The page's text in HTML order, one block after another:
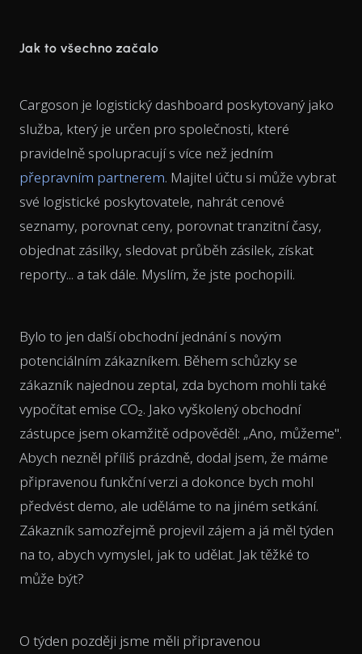
Jak to všechno začalo
Cargoson je logistický dashboard poskytovaný jako
služba, který je určen pro společnosti, které
pravidelně spolupracují s více než jedním
přepravním partnerem. Majitel účtu si může vybrat
své logistické poskytovatele, nahrát cenové
seznamy, porovnat ceny, porovnat tranzitní časy,
objednat zásilky, sledovat průběh zásilek, získat
reporty... a tak dále. Myslím, že jste pochopili.
Bylo to jen další obchodní jednání s novým
potenciálním zákazníkem. Během schůzky se
zákazník najednou zeptal, zda bychom mohli také
vypočítat emise CO₂. Jako vyškolený obchodní
zástupce jsem okamžitě odpověděl: „Ano, můžeme".
Abych nezněl příliš prázdně, dodal jsem, že máme
připravenou funkční verzi a dokonce bych mohl
předvést demo, ale uděláme to na jiném setkání.
Zákazník samozřejmě projevil zájem a já měl týden
na to, abych vymyslel, jak to udělat. Jak těžké to
může být?
O týden později jsme měli připravenou